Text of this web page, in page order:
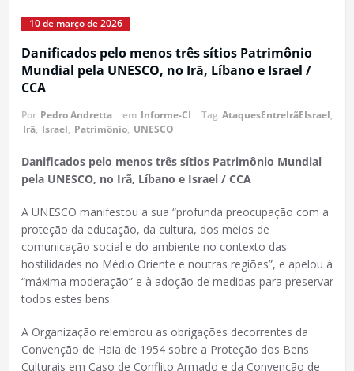
10 de março de 2026
Danificados pelo menos três sítios Patrimônio
Mundial pela UNESCO, no Irã, Líbano e Israel /
CCA
Por Pedro Andretta em Informe-CI Tag AtaquesEntreIrãEIsrael,
Irã, Israel, Patrimônio, UNESCO
Danificados pelo menos três sítios Patrimônio Mundial
pela UNESCO, no Irã, Líbano e Israel / CCA
A UNESCO manifestou a sua “profunda preocupação com a
proteção da educação, da cultura, dos meios de
comunicação social e do ambiente no contexto das
hostilidades no Médio Oriente e noutras regiões”, e apelou à
“máxima moderação” e à adoção de medidas para preservar
todos estes bens.
A Organização relembrou as obrigações decorrentes da
Convenção de Haia de 1954 sobre a Proteção dos Bens
Culturais em Caso de Conflito Armado e da Convenção de